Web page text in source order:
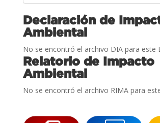
Declaración de
Ambiental
No se encontró el archivo DIA para este
Relatorio de Impacto
Ambiental
No se encontró el archivo RIMA para